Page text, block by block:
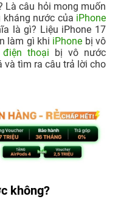
Là câu hỏi mong muốn
nước của iPhone
là gì? Liệu iPhone 17
làm gì khi iPhone bị vô
điện thoại bị vô nước
và tìm ra câu trả lời cho
không?